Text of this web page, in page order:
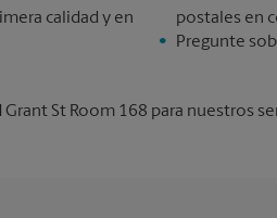
calidad y en
postales en
Pregunte
St Room 168 para nuestros